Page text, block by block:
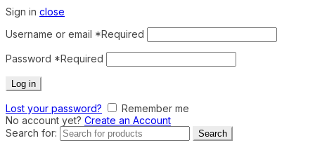
Sign in close
Username or email *Required
Password *Required
Log in
Lost your password?
Remember me
No account yet? Create an Account
Search for:
Search